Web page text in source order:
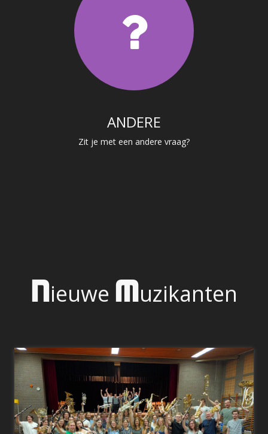
ANDERE
Zit je met een andere vraag?
Nieuwe Muzikanten